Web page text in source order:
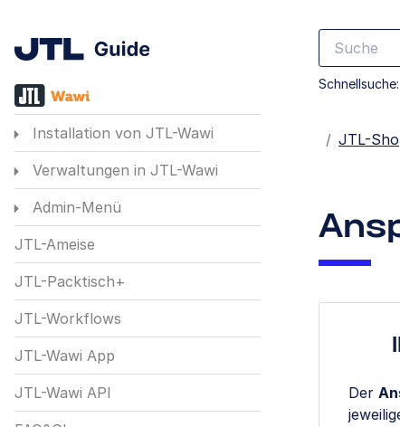
Installation von JTL-Wawi
Verwaltungen in JTL-Wawi
Admin-Menü
JTL-Ameise
JTL-Packtisch+
JTL-Workflows
JTL-Wawi App
JTL-Wawi API
Schnellsuche:
Startseite
JTL-
Der